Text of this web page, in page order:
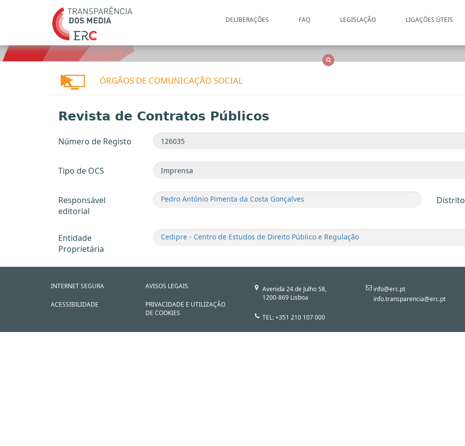
DELIBERAÇÕES FAQ LEGISLAÇÃO LIGAÇÕES ÚTEIS
ÓRGÃOS DE COMUNICAÇÃO SOCIAL
Revista de Contratos Públicos
Número de Registo
Tipo de OCS
Responsável
editorial
Pedro António Pimenta da Costa Gonçalves Distrito
Entidade
Proprietária
Cedipre - Centro de Estudos de Direito Público e Regulação
INTERNET SEGURA
ACESSIBILIDADE
AVISOS LEGAIS
PRIVACIDADE E UTILIZAÇÃO
DE COOKIES
Avenida 24 de Julho 58,
1200-869 Lisboa
TEL: +351 210 107 000
info@erc.pt
info.transparencia@erc.pt